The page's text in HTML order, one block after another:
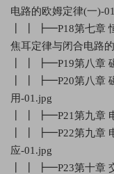
电路的欧姆定律(一)-
┃ ┃ ┣━P18第七章
焦耳定律与闭合电路
┃ ┃ ┣━P19第八章
┃ ┃ ┣━P20第八章
用-01.jpg
┃ ┃ ┣━P21第九章
┃ ┃ ┣━P22第九章
应-01.jpg
┃ ┃ ┣━P23第十章